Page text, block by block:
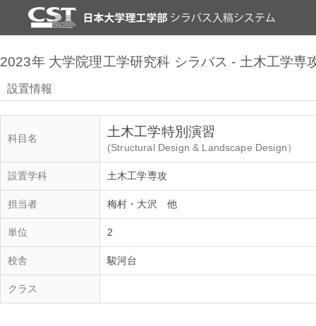
2023年 大学院理工学研究科 シラバス - 土木工学専
設置情報
科目名 土木工学特別演習
(Structural Design & Landscape Design）
設置学科 土木工学専攻
担当者 梅村・大沢 他
単位 2
校舎 駿河台
クラス